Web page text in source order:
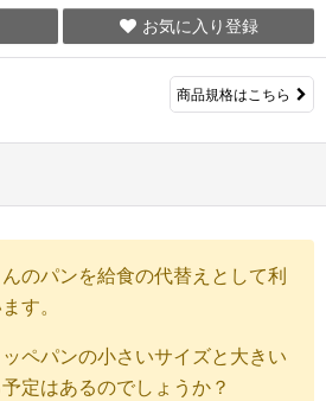
お気に入り登録
商品規格はこちら
のパンを給食の代替えとして利
す。
ペパンの小さいサイズと大きい
定はあるのでしょうか？